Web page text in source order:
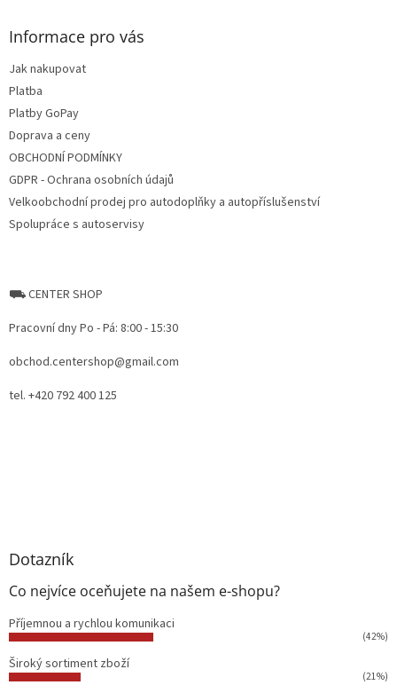
Informace pro vás
Jak nakupovat
Platba
Platby GoPay
Doprava a ceny
OBCHODNÍ PODMÍNKY
GDPR - Ochrana osobních údajů
Velkoobchodní prodej pro autodoplňky a autopříslušenství
Spolupráce s autoservisy
⛟ CENTER SHOP
Pracovní dny Po - Pá: 8:00 - 15:30
obchod.centershop@gmail.com
tel. +420 792 400 125
Dotazník
Co nejvíce oceňujete na našem e-shopu?
Příjemnou a rychlou komunikaci
(42%)
Široký sortiment zboží
(21%)